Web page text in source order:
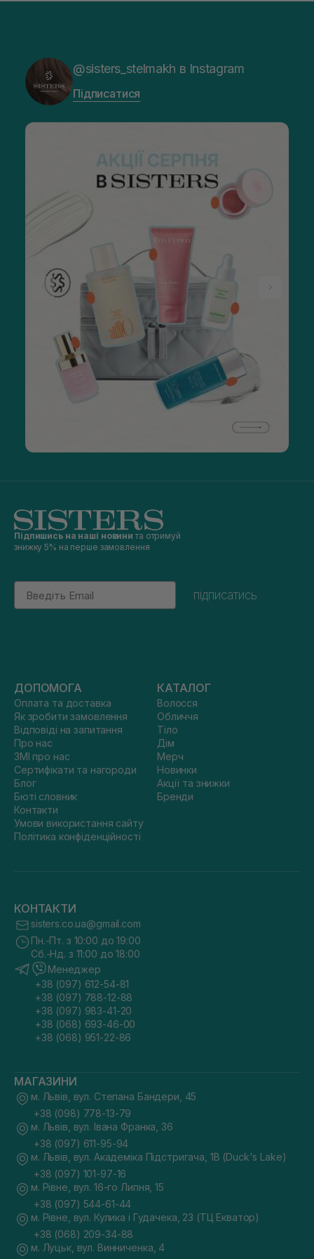
@sisters_stelmakh в Instagram
Підписатися
Підпишись на наші новини та отримуй
знижку 5% на перше замовлення
Email
підписатись
ДОПОМОГА
Оплата та доставка
Як зробити замовлення
Відповіді на запитання
Про нас
ЗМІ про нас
Сертифікати та нагороди
Блог
Бюті словник
Контакти
Умови використання сайту
Політика конфіденційності
КАТАЛОГ
Волосся
Обличчя
Тіло
Дім
Мерч
Новинки
Акції та знижки
Бренди
КОНТАКТИ
sisters.co.ua@gmail.com
Пн.-Пт. з 10:00 до 19:00
Сб.-Нд. з 11:00 до 18:00
Менеджер
+38 (097) 612-54-81
+38 (097) 788-12-88
+38 (097) 983-41-20
+38 (068) 693-46-00
+38 (068) 951-22-86
МАГАЗИНИ
м. Львів, вул. Степана Бандери, 45
+38 (098) 778-13-79
м. Львів, вул. Івана Франка, 36
+38 (097) 611-95-94
м. Львів, вул. Академіка Підстригача, 1В (Duck's Lake)
+38 (097) 101-97-16
м. Рівне, вул. 16-го Липня, 15
+38 (097) 544-61-44
м. Рівне, вул. Кулика і Гудачека, 23 (ТЦ Екватор)
+38 (068) 209-34-88
м. Луцьк, вул. Винниченка, 4